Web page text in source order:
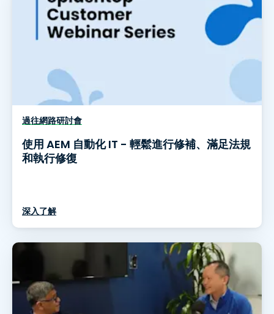
過往網路研討會
使用 AEM 自動化 IT - 輕鬆進行修補、滿足法規
和執行修復
深入了解